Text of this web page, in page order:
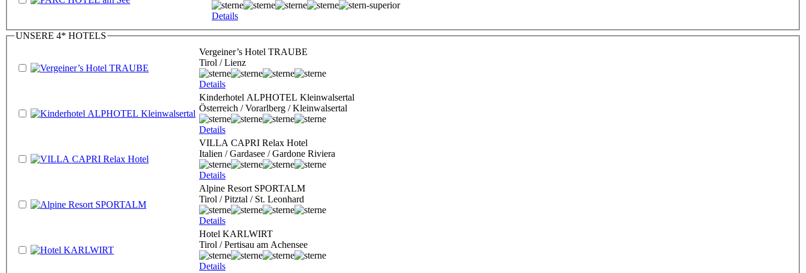
Details
UNSERE 4* HOTELS
Vergeiner’s Hotel TRAUBE
Tirol / Lienz
Details
Kinderhotel ALPHOTEL Kleinwalsertal
Österreich / Vorarlberg / Kleinwalsertal
Details
VILLA CAPRI Relax Hotel
Italien / Gardasee / Gardone Riviera
Details
Alpine Resort SPORTALM
Tirol / Pitztal / St. Leonhard
Details
Hotel KARLWIRT
Tirol / Pertisau am Achensee
Details